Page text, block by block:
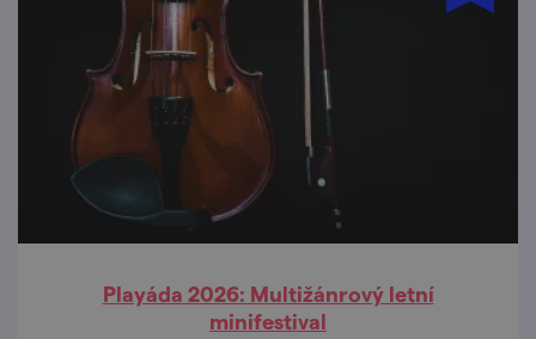
Playáda 2026: Multižánrový letní
minifestival